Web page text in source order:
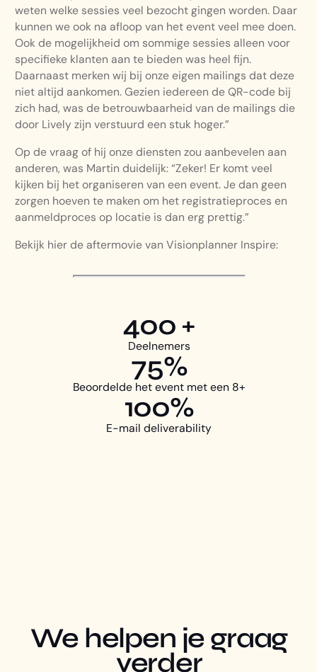
weten welke sessies veel bezocht gingen worden. Daar
kunnen we ook na afloop van het event veel mee doen.
Ook de mogelijkheid om sommige sessies alleen voor
specifieke klanten aan te bieden was heel fijn.
Daarnaast merken wij bij onze eigen mailings dat deze
niet altijd aankomen. Gezien iedereen de QR-code bij
zich had, was de betrouwbaarheid van de mailings die
door Lively zijn verstuurd een stuk hoger.”
Op de vraag of hij onze diensten zou aanbevelen aan
anderen, was Martin duidelijk: “Zeker! Er komt veel
kijken bij het organiseren van een event. Je dan geen
zorgen hoeven te maken om het registratieproces en
aanmeldproces op locatie is dan erg prettig.”
Bekijk hier de aftermovie van Visionplanner Inspire:
400 +
Deelnemers
75%
Beoordelde het event met een 8+
100%
E-mail deliverability
We helpen je graag
verder